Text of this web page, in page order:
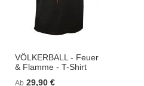
VÖLKERBALL - Feuer
& Flamme - T-Shirt
Ab 29,90 €